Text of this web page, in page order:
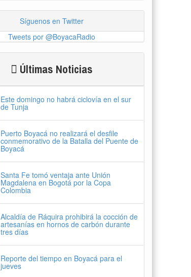
Síguenos en Twitter
Tweets por @BoyacaRadio
Últimas Noticias
Este domingo no habrá ciclovía en el sur
de Tunja
Puerto Boyacá no realizará el desfile
conmemorativo de la Batalla del Puente de
Boyacá
Santa Fe tomó ventaja ante Unión
Magdalena en Bogotá por la Copa
Colombia
Alcaldía de Ráquira prohibirá la cocción de
artesanías en hornos de carbón durante
tres días
Reporte del tiempo en Boyacá para el
jueves